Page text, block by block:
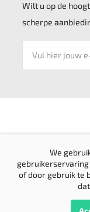
Wilt u op de
scherpe
© Top bedrijfskleding
We
gebruikerservaring
of door gebruik te